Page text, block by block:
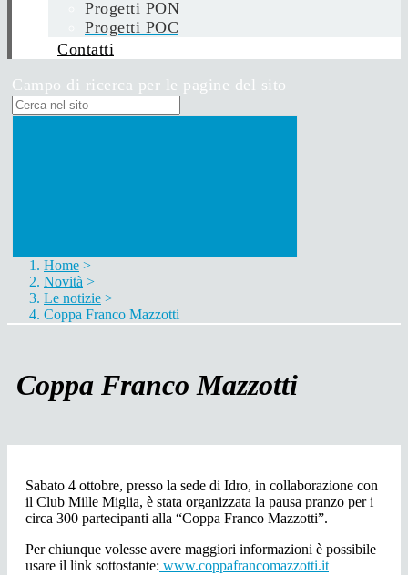
Progetti PON
Progetti POC
Contatti
Campo di ricerca per le pagine del sito
Home >
Novità >
Le notizie >
Coppa Franco Mazzotti
Coppa Franco Mazzotti
Sabato 4 ottobre, presso la sede di Idro, in collaborazione con
il Club Mille Miglia, è stata organizzata la pausa pranzo per i
circa 300 partecipanti alla “Coppa Franco Mazzotti”.
Per chiunque volesse avere maggiori informazioni è possibile
usare il link sottostante: www.coppafrancomazzotti.it